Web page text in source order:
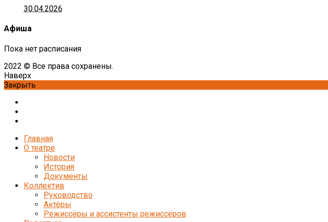
30.04.2026
Афиша
Пока нет расписания
2022 © Все права сохранены.
Наверх
Закрыть
Главная
О театре
Новости
История
Документы
Коллектив
Руководство
Актёры
Режиссёры и ассистенты режиссёров